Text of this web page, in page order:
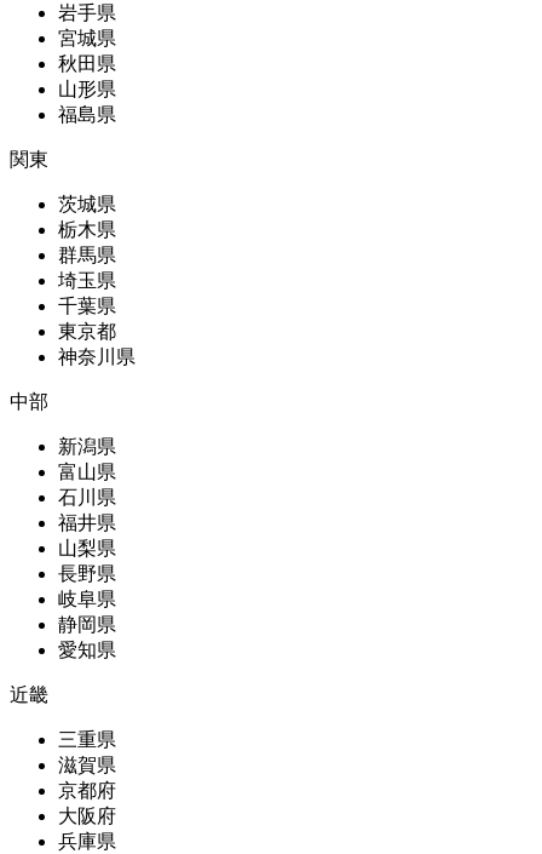
岩手県
宮城県
秋田県
山形県
福島県
関東
茨城県
栃木県
群馬県
埼玉県
千葉県
東京都
神奈川県
中部
新潟県
富山県
石川県
福井県
山梨県
長野県
岐阜県
静岡県
愛知県
近畿
三重県
滋賀県
京都府
大阪府
兵庫県